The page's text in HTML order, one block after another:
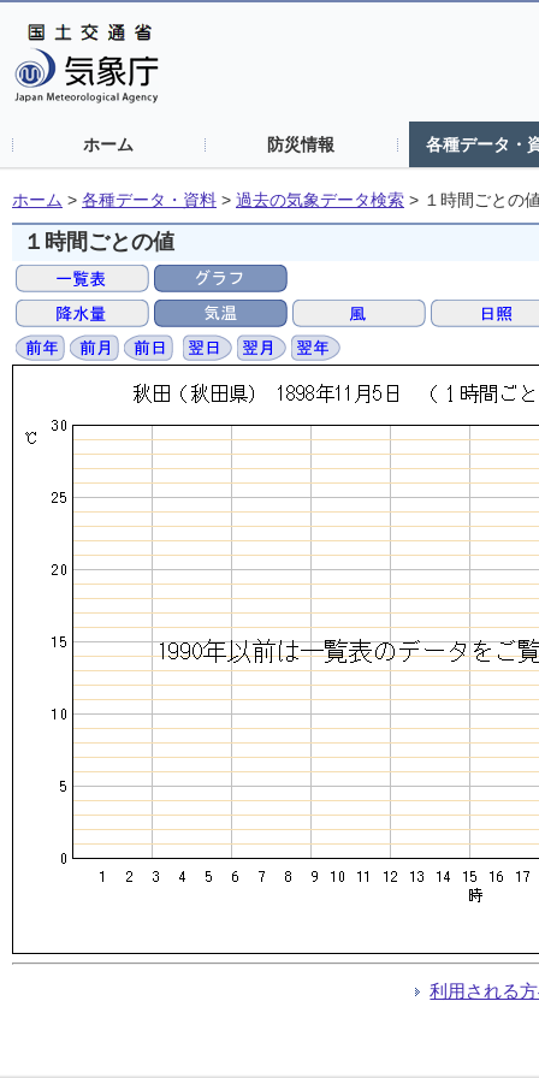
ホーム 防災情報 各種データ・
ホーム > 各種データ・資料 > 過去の気象データ検索 > １時間ごとの
１時間ごとの値
利用される